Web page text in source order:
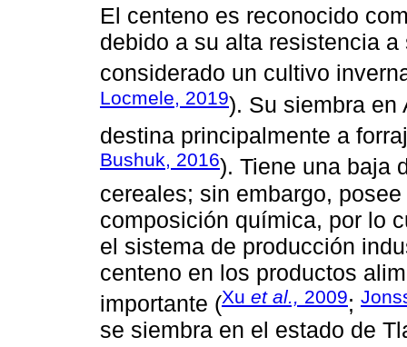
El centeno es reconocido
debido a su alta resistencia
considerado un cultivo
Locmele, 2019). Su siembra en
destina principalmente a
Bushuk, 2016). Tiene una baja
cereales; sin embargo,
composición química, por lo
el sistema de producción
centeno en los productos
importante (Xu et al., 2009;
se siembra en el estado de